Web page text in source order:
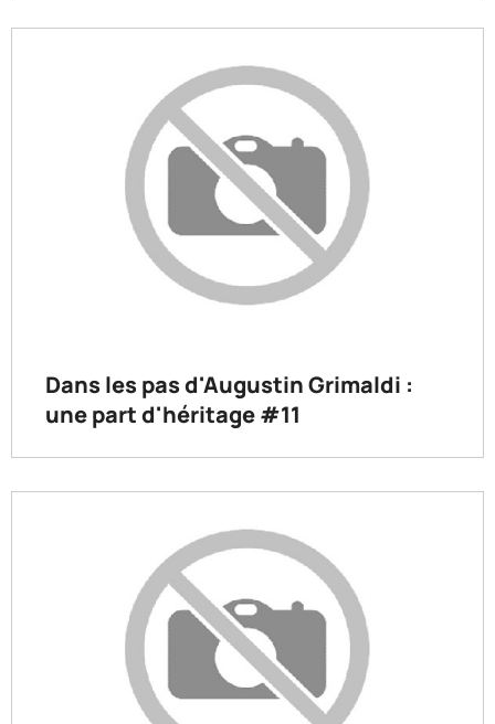
Dans les pas d'Augustin Grimaldi :
une part d'héritage #11